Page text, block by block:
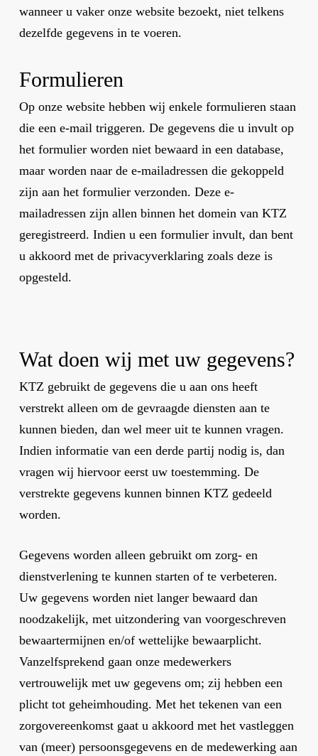
wanneer u vaker onze website bezoekt, niet telkens
dezelfde gegevens in te voeren.
Formulieren
Op onze website hebben wij enkele formulieren staan
die een e-mail triggeren. De gegevens die u invult op
het formulier worden niet bewaard in een database,
maar worden naar de e-mailadressen die gekoppeld
zijn aan het formulier verzonden. Deze e-
mailadressen zijn allen binnen het domein van KTZ
geregistreerd. Indien u een formulier invult, dan bent
u akkoord met de privacyverklaring zoals deze is
opgesteld.
Wat doen wij met uw gegevens?
KTZ gebruikt de gegevens die u aan ons heeft
verstrekt alleen om de gevraagde diensten aan te
kunnen bieden, dan wel meer uit te kunnen vragen.
Indien informatie van een derde partij nodig is, dan
vragen wij hiervoor eerst uw toestemming. De
verstrekte gegevens kunnen binnen KTZ gedeeld
worden.
Gegevens worden alleen gebruikt om zorg- en
dienstverlening te kunnen starten of te verbeteren.
Uw gegevens worden niet langer bewaard dan
noodzakelijk, met uitzondering van voorgeschreven
bewaartermijnen en/of wettelijke bewaarplicht.
Vanzelfsprekend gaan onze medewerkers
vertrouwelijk met uw gegevens om; zij hebben een
plicht tot geheimhouding. Met het tekenen van een
zorgovereenkomst gaat u akkoord met het vastleggen
van (meer) persoonsgegevens en de medewerking aan